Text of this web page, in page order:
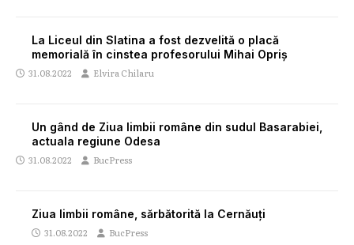
La Liceul din Slatina a fost dezvelită o placă
memorială în cinstea profesorului Mihai Opriș
31.08.2022 Elvira Chilaru
Un gând de Ziua limbii române din sudul Basarabiei,
actuala regiune Odesa
31.08.2022 BucPress
Ziua limbii române, sărbătorită la Cernăuți
31.08.2022 BucPress